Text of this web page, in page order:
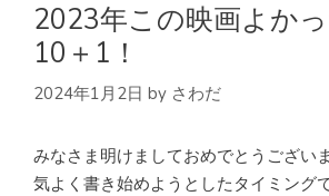
2023年この映画よか
10＋1！
2024年1月2日 by さわだ
みなさま明けましておめでとうござい
気よく書き始めようとしたタイミング